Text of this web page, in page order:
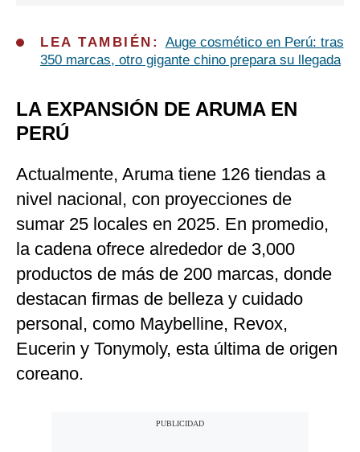
LEA TAMBIÉN: Auge cosmético en Perú: tras
350 marcas, otro gigante chino prepara su llegada
LA EXPANSIÓN DE ARUMA EN
PERÚ
Actualmente, Aruma tiene 126 tiendas a
nivel nacional, con proyecciones de
sumar 25 locales en 2025. En promedio,
la cadena ofrece alrededor de 3,000
productos de más de 200 marcas, donde
destacan firmas de belleza y cuidado
personal, como Maybelline, Revox,
Eucerin y Tonymoly, esta última de origen
coreano.